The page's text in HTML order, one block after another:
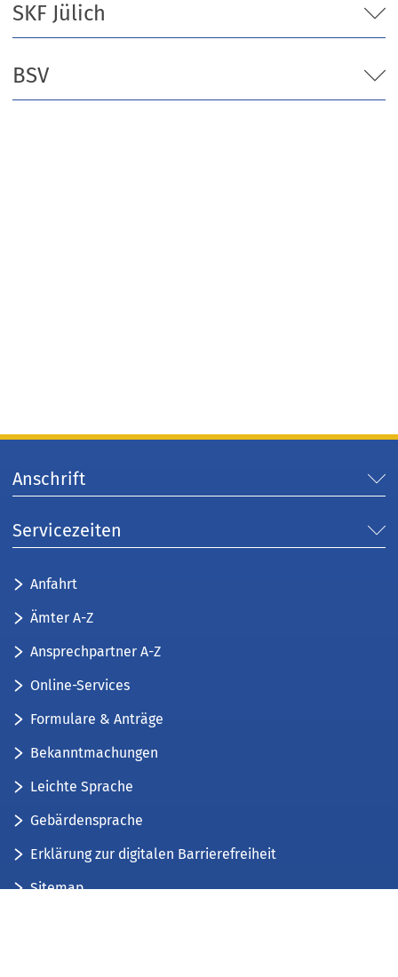
SKF Jülich
BSV
Anschrift
Servicezeiten
Anfahrt
Ämter A-Z
Ansprechpartner A-Z
Online-Services
Formulare & Anträge
Bekanntmachungen
Leichte Sprache
Gebärdensprache
Erklärung zur digitalen Barrierefreiheit
Sitemap